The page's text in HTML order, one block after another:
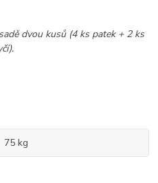
dvou kusů (4 ks patek + 2 ks
75 kg